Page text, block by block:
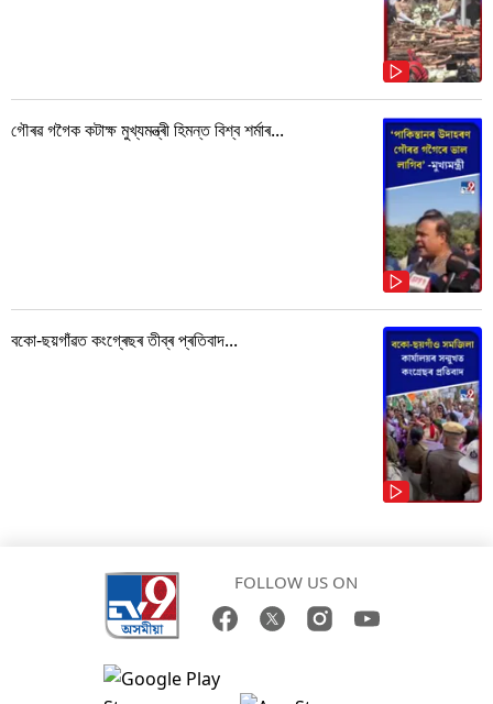
গৌৰৱ গগৈক কটাক্ষ মুখ্যমন্ত্ৰী হিমন্ত বিশ্ব শৰ্মাৰ...
বকো-ছয়গাঁৱত কংগ্ৰেছৰ তীব্ৰ প্ৰতিবাদ...
FOLLOW US ON